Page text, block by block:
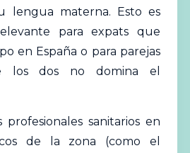
lengua materna. Esto es
para expats que
en España o para parejas
los dos no domina el
profesionales sanitarios en
de la zona (como el